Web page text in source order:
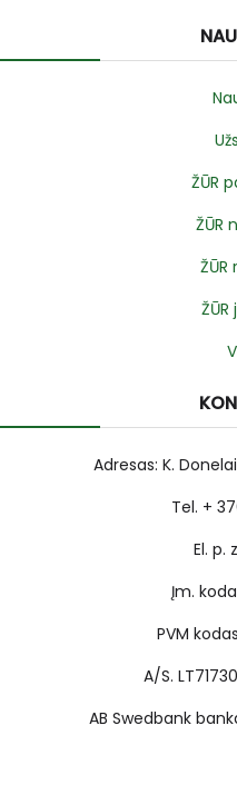
ŽŪR
ŽŪR
ŽŪR
Adresas: K.
Tel. +
El. p.
Įm.
PVM
A/S.
AB Swedbank